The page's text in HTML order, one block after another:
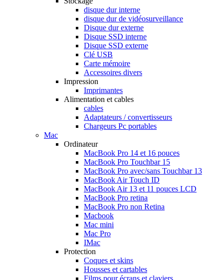
disque dur interne
disque dur de vidéosurveillance
Disque dur externe
Disque SSD interne
Disque SSD externe
Clé USB
Carte mémoire
Accessoires divers
Impression
Imprimantes
Alimentation et cables
cables
Adaptateurs / convertisseurs
Chargeurs Pc portables
Mac
Ordinateur
MacBook Pro 14 et 16 pouces
MacBook Pro Touchbar 15
MacBook Pro avec/sans Touchbar 13
MacBook Air Touch ID
MacBook Air 13 et 11 pouces LCD
MacBook Pro retina
MacBook Pro non Retina
Macbook
Mac mini
Mac Pro
IMac
Protection
Coques et skins
Housses et cartables
Films pour écrans et claviers